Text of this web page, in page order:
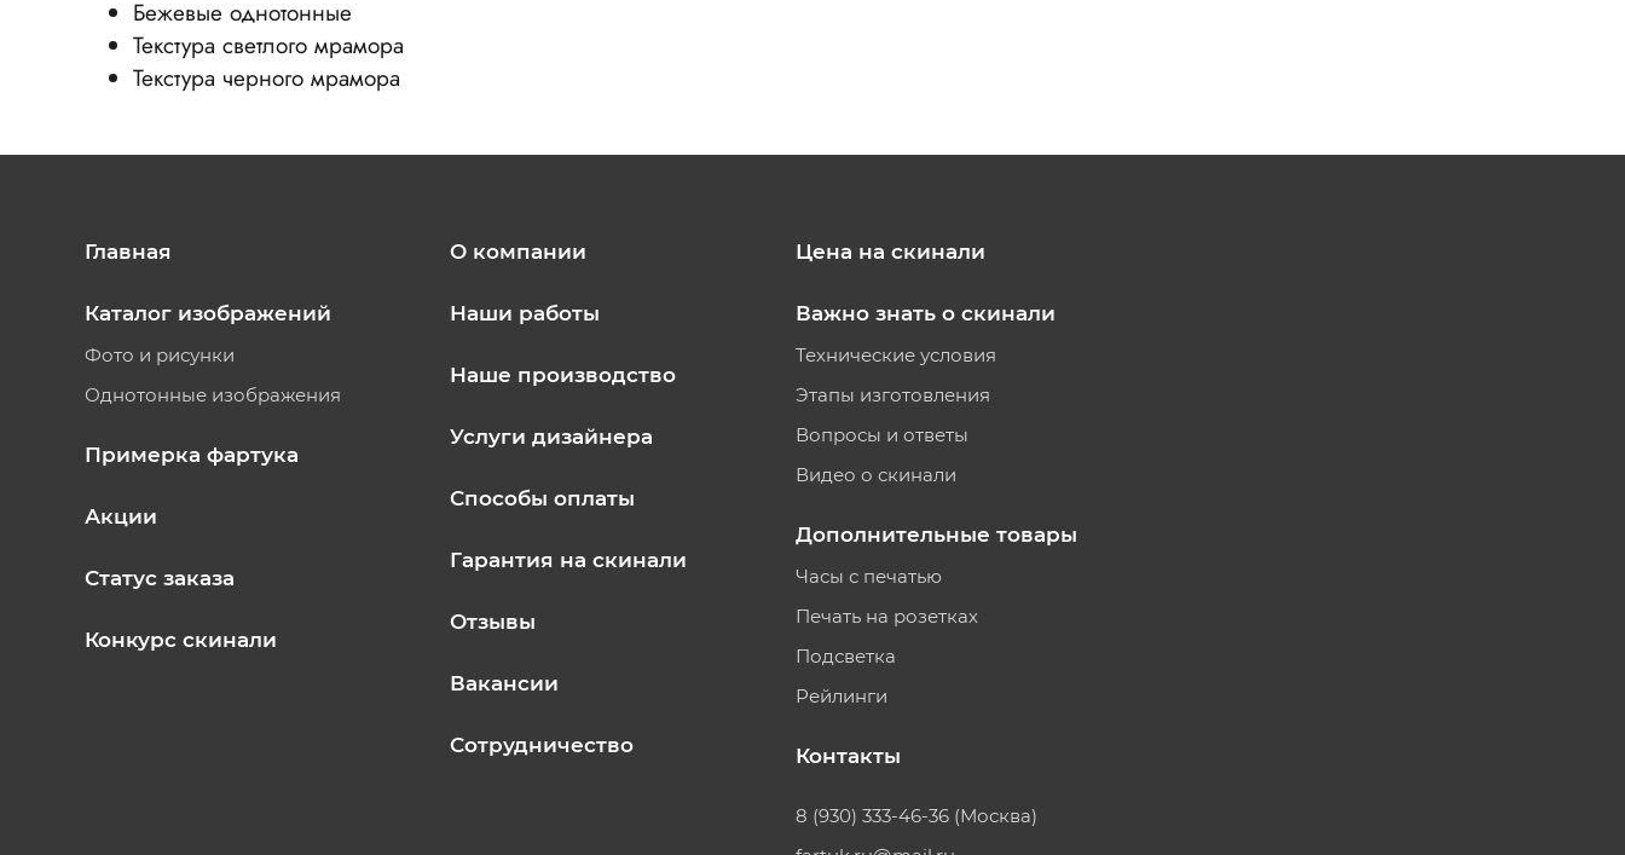
Бежевые однотонные
Текстура светлого мрамора
Текстура черного мрамора
Главная
Каталог изображений
Фото и рисунки
Однотонные изображения
Примерка фартука
Акции
Статус заказа
Конкурс скинали
О компании
Наши работы
Наше производство
Услуги дизайнера
Способы оплаты
Гарантия на скинали
Отзывы
Вакансии
Сотрудничество
Цена на скинали
Важно знать о скинали
Технические условия
Этапы изготовления
Вопросы и ответы
Видео о скинали
Дополнительные товары
Часы с печатью
Печать на розетках
Подсветка
Рейлинги
Контакты
8 (930) 333-46-36 (Москва)